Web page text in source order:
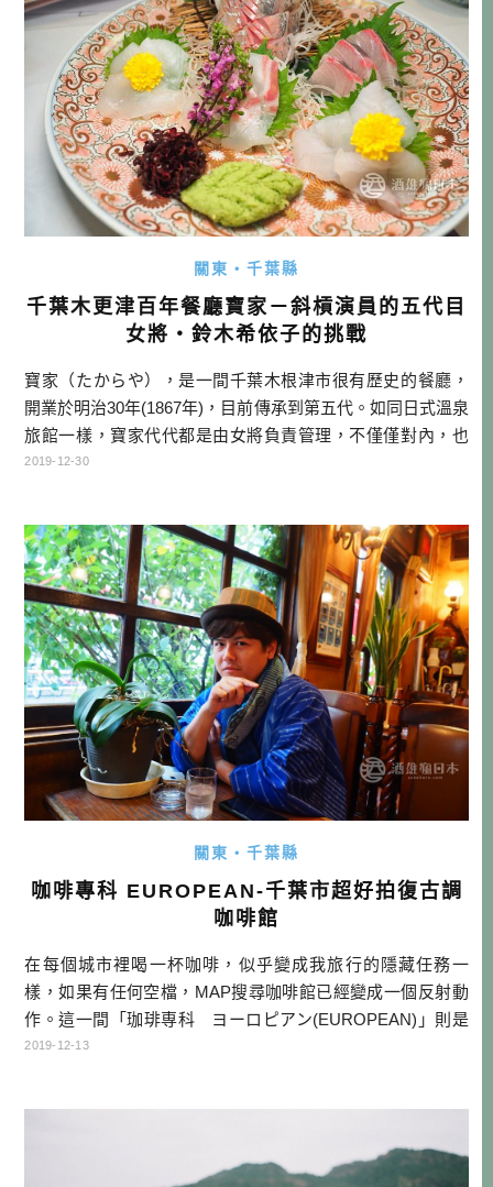
關東・千葉縣
千葉木更津百年餐廳寶家－斜槓演員的五代目
女將・鈴木希依子的挑戰
寶家（たからや），是一間千葉木根津市很有歷史的餐廳，
開業於明治30年(1867年)，目前傳承到第五代。如同日式溫泉
旅館一樣，寶家代代都是由女將負責管理，不僅僅對內，也
必須對外。保留了自古以來傳統的寶家，可以宴會，也可以
整條街。不過當我走到寶家外圍時，怎麼忽然有個這麼大的
平面停車場，佇立一間日 […]…
2019-12-30
關東・千葉縣
咖啡專科 EUROPEAN-千葉市超好拍復古調
咖啡館
在每個城市裡喝一杯咖啡，似乎變成我旅行的隱藏任務一
樣，如果有任何空檔，MAP搜尋咖啡館已經變成一個反射動
作。這一間「珈琲専科 ヨーロピアン(EUROPEAN)」則是
前一晚我們要去吃晚餐之際，不小心被我瞄到的，馬上就暗
2019-12-13